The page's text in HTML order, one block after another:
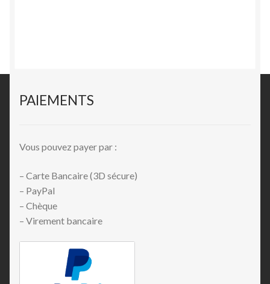
PAIEMENTS
Vous pouvez payer par :
– Carte Bancaire (3D sécure)
– PayPal
– Chèque
– Virement bancaire